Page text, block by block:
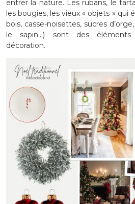
entrer la nature. Les rubans, le
les bougies, les vieux « objets » qui
bois, casse-noisettes, sucres
le sapin…) sont des
décoration.